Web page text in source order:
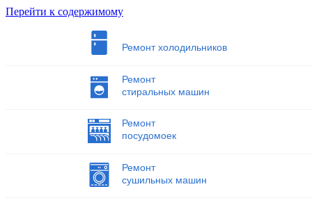
Перейти к содержимому
Ремонт холодильников
Ремонт
стиральных машин
Ремонт
посудомоек
Ремонт
сушильных машин